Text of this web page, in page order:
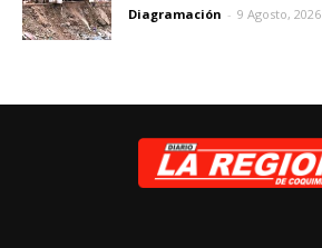
Diagramación - 9 Agosto, 2026